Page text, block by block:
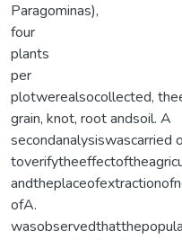
Paragominas),
four
plants
per
plotwerealsocollected,
grain, knot, root andsoil. A
secondanalysiswascarried
ofA.